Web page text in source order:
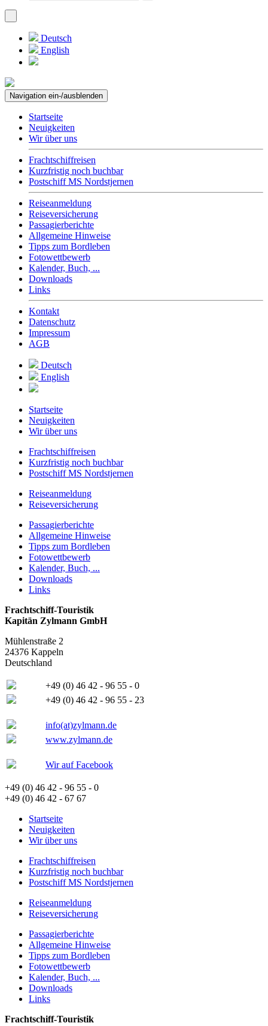
Deutsch
English
Navigation ein-/ausblenden
Startseite
Neuigkeiten
Wir über uns
Frachtschiffreisen
Kurzfristig noch buchbar
Postschiff MS Nordstjernen
Reiseanmeldung
Reiseversicherung
Passagierberichte
Allgemeine Hinweise
Tipps zum Bordleben
Fotowettbewerb
Kalender, Buch, ...
Downloads
Links
Kontakt
Datenschutz
Impressum
AGB
Deutsch
English
Startseite
Neuigkeiten
Wir über uns
Frachtschiffreisen
Kurzfristig noch buchbar
Postschiff MS Nordstjernen
Reiseanmeldung
Reiseversicherung
Passagierberichte
Allgemeine Hinweise
Tipps zum Bordleben
Fotowettbewerb
Kalender, Buch, ...
Downloads
Links
Frachtschiff-Touristik
Kapitän Zylmann GmbH
Mühlenstraße 2
24376 Kappeln
Deutschland
+49 (0) 46 42 - 96 55 - 0
+49 (0) 46 42 - 96 55 - 23
info(at)zylmann.de
www.zylmann.de
Wir auf Facebook
+49 (0) 46 42 - 96 55 - 0
+49 (0) 46 42 - 67 67
Startseite
Neuigkeiten
Wir über uns
Frachtschiffreisen
Kurzfristig noch buchbar
Postschiff MS Nordstjernen
Reiseanmeldung
Reiseversicherung
Passagierberichte
Allgemeine Hinweise
Tipps zum Bordleben
Fotowettbewerb
Kalender, Buch, ...
Downloads
Links
Frachtschiff-Touristik